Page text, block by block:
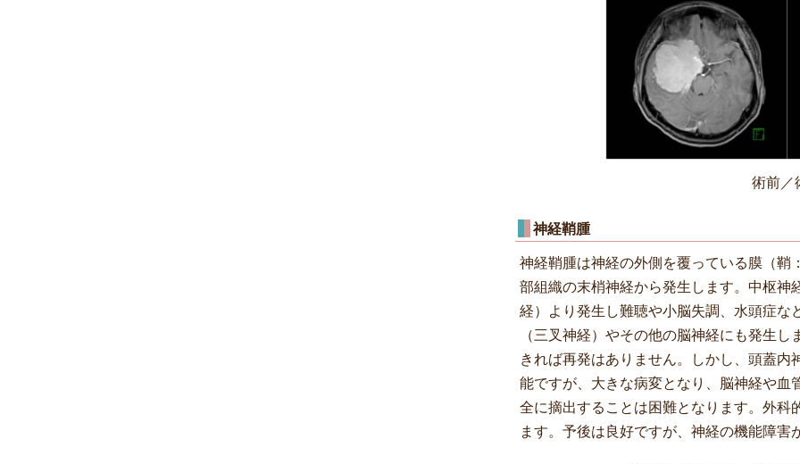
術前／
神経鞘腫
神経鞘腫は神経の外側を覆っている膜（鞘
部組織の末梢神経から発生します。中枢神
経）より発生し難聴や小脳失調、水頭症な
（三叉神経）やその他の脳神経にも発生
きれば再発はありません。しかし、頭蓋
能ですが、大きな病変となり、脳神経や血
全に摘出することは困難となります。外科
ます。予後は良好ですが、神経の機能障害